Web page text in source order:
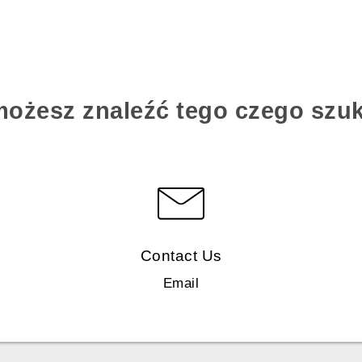
znaleźć tego czego
Contact Us
Email